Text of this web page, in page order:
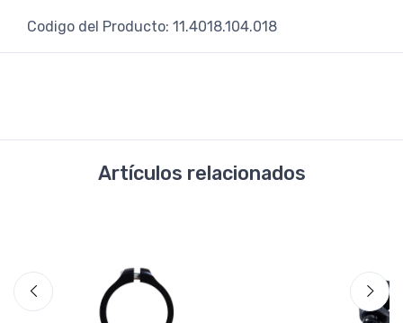
Codigo del Producto: 11.4018.104.018
Artículos relacionados